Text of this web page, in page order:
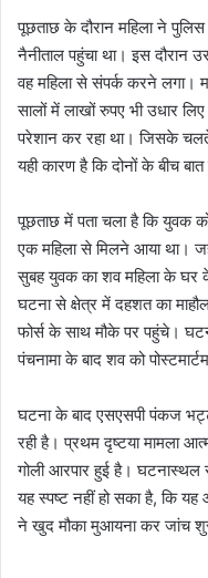
पूछताछ के दौरान महिला ने
नैनीताल पहुंचा था। इस दौरान
वह महिला से संपर्क करने
सालों में लाखों रुपए भी उधार
परेशान कर रहा था। जिसके
यही कारण है कि दोनों के बीच बात
पूछताछ में पता चला है कि युवक
एक महिला से मिलने आया था।
सुबह युवक का शव महिला के घर
घटना से क्षेत्र में दहशत का
फोर्स के साथ मौके पर पहुंचे।
पंचनामा के बाद शव को
घटना के बाद एसएसपी पंकज
रही है। प्रथम दृष्टया मामला
गोली आरपार हुई है।
यह स्पष्ट नहीं हो सका है, कि
ने खुद मौका मुआयना कर जांच